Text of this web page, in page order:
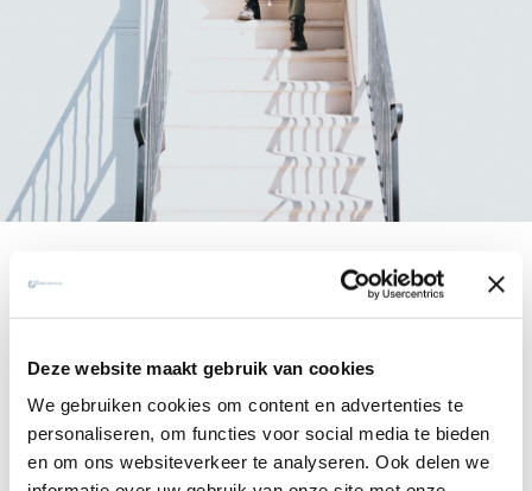
Deze website maakt gebruik van cookies
We gebruiken cookies om content en advertenties te
personaliseren, om functies voor social media te bieden
en om ons websiteverkeer te analyseren. Ook delen we
‘Bidden tijdens de coronacrisis’ is
een speciale podcastserie van
ondersteunen in deze tijd van
isolement, onzekerheid en angst.
Als een wereldwijde familie bevinden we ons op nieuw en